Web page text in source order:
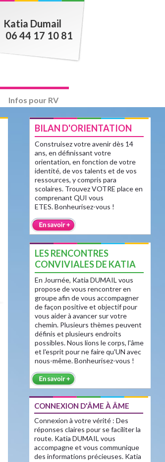
Katia Dumail
06 44 17 10 81
Infos pour RV
BILAN D'ORIENTATION
Construisez votre avenir dès 14
ans, en définissant votre
orientation, en fonction de votre
identité, de vos talents et de vos
ressources, y compris para
scolaires. Trouvez VOTRE place en
comprenant QUI vous
ETES. Bonheurisez-vous !
LES RENCONTRES
CONVIVIALES DE KATIA
En Journée, Katia DUMAIL vous
propose de vous rencontrer en
groupe afin de vous accompagner
de façon positive et objectif pour
vous aider à avancer sur votre
chemin. Plusieurs thèmes peuvent
définis et plusieurs endroits
possibles. Nous lions le corps, l'âme
et l'esprit pour ne faire qu'UN avec
nous-même. Bonheurisez-vous !
CONNEXION D'ÂME À ÂME
Connexion à votre vérité : Des
réponses claires pour se faciliter la
route. Katia DUMAIL vous
accompagne et vous communique
des informations précieuses. Katia